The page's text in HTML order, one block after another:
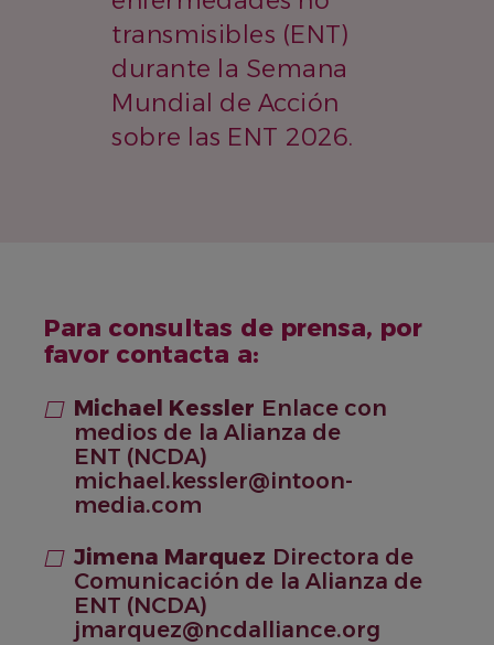
transmisibles (ENT)
durante la Semana
Mundial de Acción
sobre las ENT 2026.
Para consultas de prensa, por
favor contacta a:
Michael Kessler Enlace con
medios de la Alianza de
ENT (NCDA)
michael.kessler@intoon-
media.com
Jimena Marquez Directora de
Comunicación de la Alianza de
ENT (NCDA)
jmarquez@ncdalliance.org